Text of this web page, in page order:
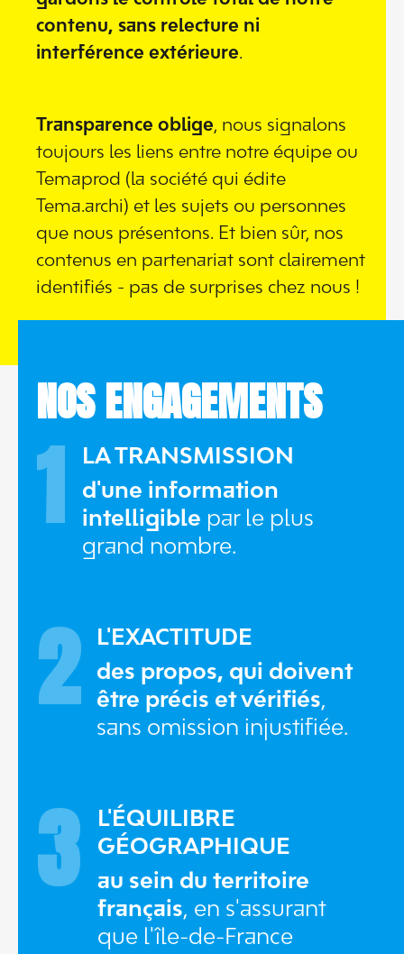
contenu, sans relecture ni
interférence extérieure.
Transparence oblige, nous signalons
toujours les liens entre notre équipe ou
Temaprod (la société qui édite
Tema.archi) et les sujets ou personnes
que nous présentons. Et bien sûr, nos
contenus en partenariat sont clairement
identifiés - pas de surprises chez nous !
NOS ENGAGEMENTS
1
LA TRANSMISSION
d'une information
intelligible par le plus
grand nombre.
2
L'EXACTITUDE
des propos, qui doivent
être précis et vérifiés,
sans omission injustifiée.
3
L'ÉQUILIBRE
GÉOGRAPHIQUE
au sein du territoire
français, en s'assurant
que l'île-de-France